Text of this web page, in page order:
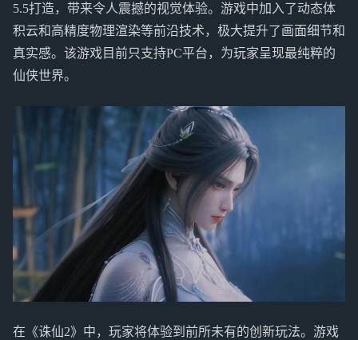
5.5打造，带来令人震撼的视觉体验。游戏中加入了动态体
积云和高精度物理渲染等前沿技术，极大提升了画面细节和
真实感。该游戏目前只支持PC平台，为玩家呈现最纯粹的
仙侠世界。
在《诛仙2》中，玩家将体验到前所未有的创新玩法。游戏